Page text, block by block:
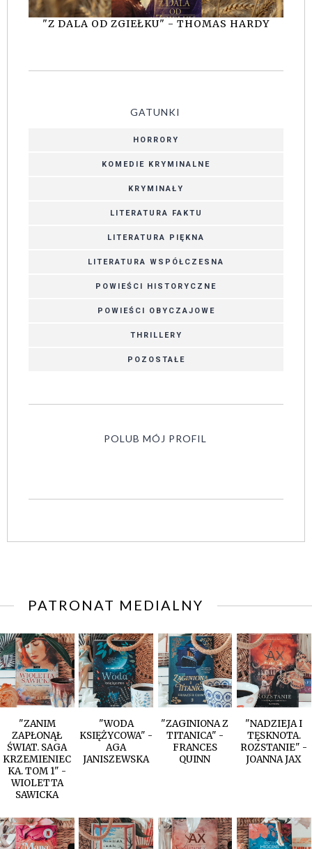
"Z DALA OD ZGIEŁKU" - THOMAS HARDY
GATUNKI
HORRORY
KOMEDIE KRYMINALNE
KRYMINAŁY
LITERATURA FAKTU
LITERATURA PIĘKNA
LITERATURA WSPÓŁCZESNA
POWIEŚCI HISTORYCZNE
POWIEŚCI OBYCZAJOWE
THRILLERY
POZOSTAŁE
POLUB MÓJ PROFIL
PATRONAT MEDIALNY
"ZANIM
ZAPŁONĄŁ
ŚWIAT. SAGA
KRZEMIENIEC
KA. TOM 1" -
WIOLETTA
SAWICKA
"WODA
KSIĘŻYCOWA" -
AGA
JANISZEWSKA
"ZAGINIONA Z
TITANICA" -
FRANCES
QUINN
"NADZIEJA I
TĘSKNOTA.
ROZSTANIE" -
JOANNA JAX